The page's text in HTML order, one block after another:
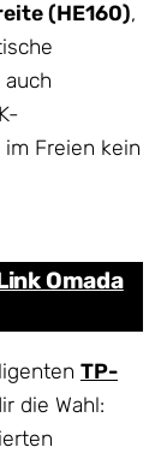
(HE160),
Freien kein
Omada
TP-
die Wahl: